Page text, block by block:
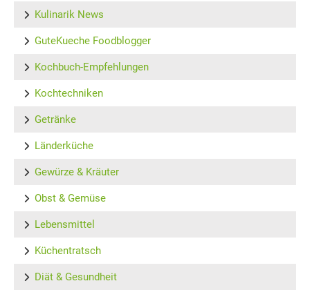
Kulinarik News
GuteKueche Foodblogger
Kochbuch-Empfehlungen
Kochtechniken
Getränke
Länderküche
Gewürze & Kräuter
Obst & Gemüse
Lebensmittel
Küchentratsch
Diät & Gesundheit